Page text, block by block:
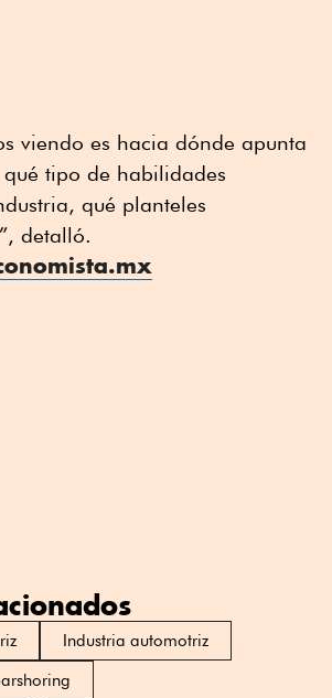
viendo es hacia dónde apunta
tipo de habilidades
qué planteles
detalló.
Industria automotriz